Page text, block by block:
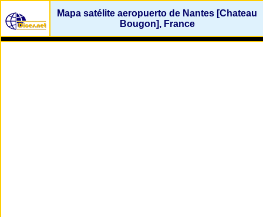
Mapa satélite aeropuerto de Nantes [Chateau
Bougon], France